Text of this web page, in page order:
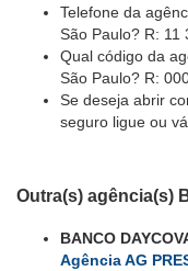
Telefone da
São Paulo? R: 11
Qual código da
São Paulo? R:
Se deseja abrir
seguro ligue ou
Outra(s) agência(s)
BANCO
Agência AG